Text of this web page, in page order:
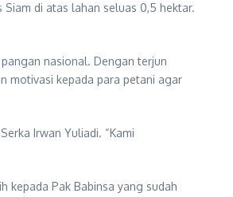
di atas lahan seluas 0,5 hektar.
nasional. Dengan terjun
motivasi kepada para petani agar
Irwan Yuliadi. “Kami
kepada Pak Babinsa yang sudah